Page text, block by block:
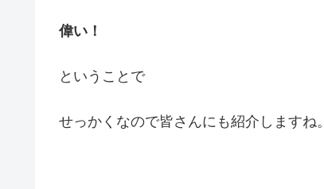
偉い！
ということで
せっかくなので皆さんにも紹介しますね。